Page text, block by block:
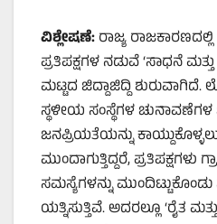
ವಿಶ್ಲೇಷಣೆ:ರಾಜ್ಯ
ಪ್ರತಿಪಕ್ಷಗಳ ನಡುವೆ ‘ಸಾಧನೆ ಮತ್ತು
ಮಟ್ಟದ ಜಿದ್ದಾಜಿದ್ದಿ
ಸ್ಥಳೀಯ ಸಂಸ್ಥೆಗಳ ಚುನಾವಣೆಗಳ
ಜನಪ್ರಿಯತೆಯನ್ನು
ಮುಂದಾಗುತ್ತಿದ್ದರೆ, ಪ್ರತಿಪಕ್ಷಗಳು
ಸಮಸ್ಯೆಗಳನ್ನು ಮುಂದಿಟ್ಟುಕೊಂಡು
ಯತ್ನಿಸುತ್ತಿವೆ. ಅದರಲ್ಲೂ ‘ರೈತ